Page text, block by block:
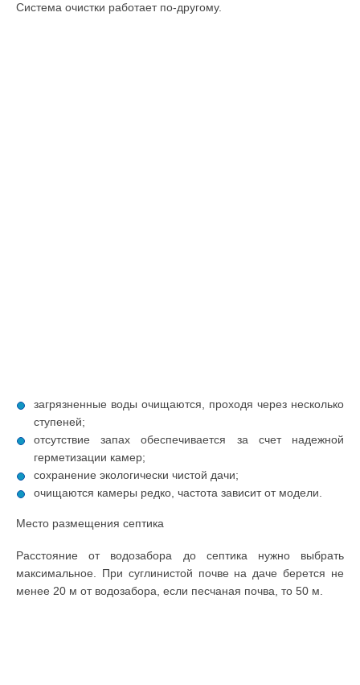
Система очистки работает по-другому.
загрязненные воды очищаются, проходя через несколько
ступеней;
отсутствие запах обеспечивается за счет надежной
герметизации камер;
сохранение экологически чистой дачи;
очищаются камеры редко, частота зависит от модели.
Место размещения септика
Расстояние от водозабора до септика нужно выбрать
максимальное. При суглинистой почве на даче берется не
менее 20 м от водозабора, если песчаная почва, то 50 м.